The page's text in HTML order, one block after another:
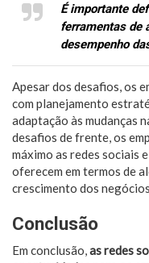
É importante
ferramentas de
desempenho
Apesar dos desafios, os
com planejamento
adaptação às mudanças
desafios de frente, os
máximo as redes sociais
oferecem em termos de
crescimento dos
Conclusão
Em conclusão,as redes